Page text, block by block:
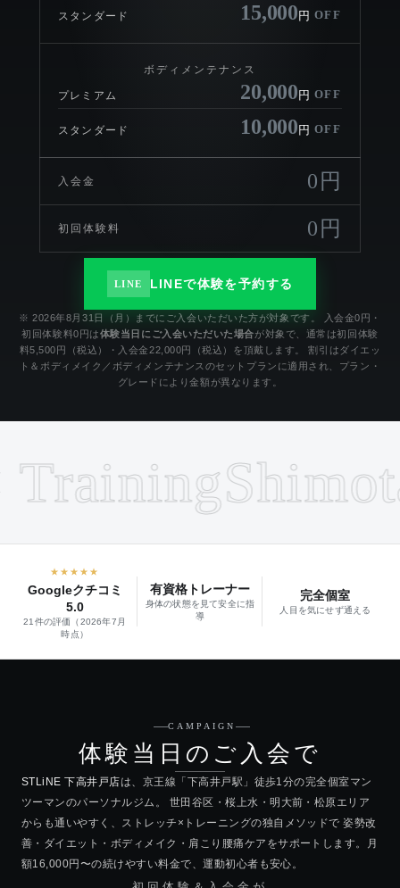
スタンダード 15,000 円 OFF
ボディメンテナンス
プレミアム 20,000 円 OFF
スタンダード 10,000 円 OFF
入会金 0円
初回体験料 0円
LINE LINEで体験を予約する
※ 2026年8月31日（月）までにご入会いただいた方が対象です。 入会金0円・
初回体験料0円は体験当日にご入会いただいた場合が対象で、通常は初回体験
料5,500円（税込）・入会金22,000円（税込）を頂戴します。 割引はダイエッ
ト＆ボディメイク／ボディメンテナンスのセットプランに適用され、プラン・
グレードにより金額が異なります。
★★★★★
Googleクチコミ
5.0
21件の評価（2026年7月
時点）
有資格トレーナー
身体の状態を見て安全に指
導
完全個室
人目を気にせず通える
CAMPAIGN
体験当日のご入会で
STLiNE 下高井戸店は、京王線「下高井戸駅」徒歩1分の完全個室マン
ツーマンのパーソナルジム。 世田谷区・桜上水・明大前・松原エリア
からも通いやすく、ストレッチ×トレーニングの独自メソッドで 姿勢改
善・ダイエット・ボディメイク・肩こり腰痛ケアをサポートします。月
額16,000円〜の続けやすい料金で、運動初心者も安心。